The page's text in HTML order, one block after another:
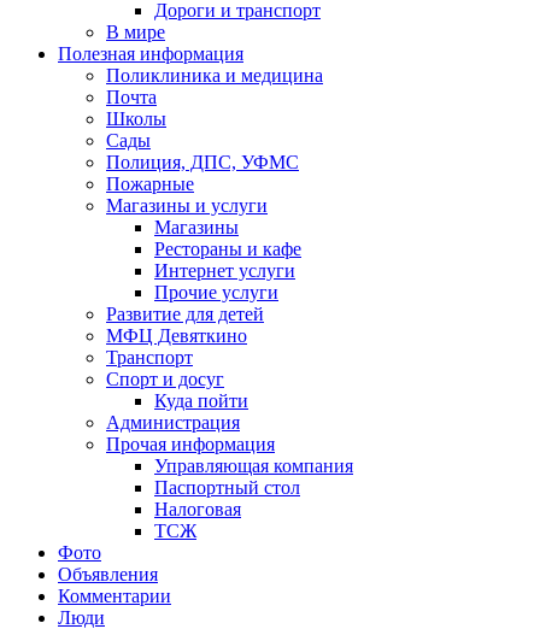
Дороги и транспорт
В мире
Полезная информация
Поликлиника и медицина
Почта
Школы
Сады
Полиция, ДПС, УФМС
Пожарные
Магазины и услуги
Магазины
Рестораны и кафе
Интернет услуги
Прочие услуги
Развитие для детей
МФЦ Девяткино
Транспорт
Спорт и досуг
Куда пойти
Администрация
Прочая информация
Управляющая компания
Паспортный стол
Налоговая
ТСЖ
Фото
Объявления
Комментарии
Люди